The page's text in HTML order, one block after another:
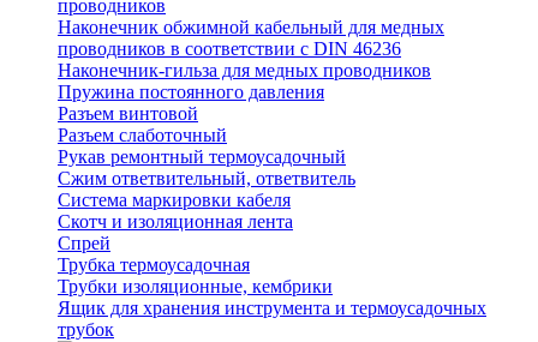
проводников
Наконечник обжимной кабельный для медных
проводников в соответствии с DIN 46236
Наконечник-гильза для медных проводников
Пружина постоянного давления
Разъем винтовой
Разъем слаботочный
Рукав ремонтный термоусадочный
Сжим ответвительный, ответвитель
Система маркировки кабеля
Скотч и изоляционная лента
Спрей
Трубка термоусадочная
Трубки изоляционные, кембрики
Ящик для хранения инструмента и термоусадочных
трубок